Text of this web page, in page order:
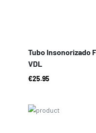
Tubo Insonorizado
VDL
€25.95
Price